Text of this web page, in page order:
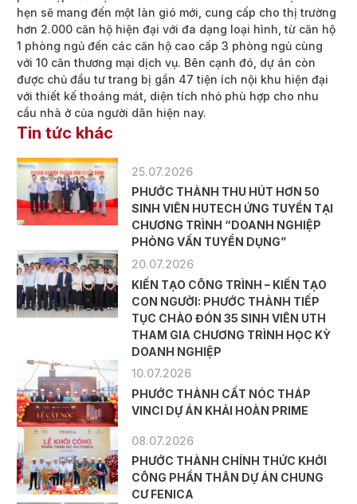
hẹn sẽ mang đến một làn gió mới, cung cấp cho thị trường
hơn 2.000 căn hộ hiện đại với đa dạng loại hình, từ căn hộ
1 phòng ngủ đến các căn hộ cao cấp 3 phòng ngủ cùng
với 10 căn thương mại dịch vụ. Bên cạnh đó, dự án còn
được chủ đầu tư trang bị gần 47 tiện ích nội khu hiện đại
với thiết kế thoáng mát, diện tích nhỏ phù hợp cho nhu
cầu nhà ở của người dân hiện nay.
Tin tức khác
25.07.2026
PHƯỚC THÀNH THU HÚT HƠN 50
SINH VIÊN HUTECH ỨNG TUYỂN TẠI
CHƯƠNG TRÌNH “DOANH NGHIỆP
PHỎNG VẤN TUYỂN DỤNG”
20.07.2026
KIẾN TẠO CÔNG TRÌNH – KIẾN TẠO
CON NGƯỜI: PHƯỚC THÀNH TIẾP
TỤC CHÀO ĐÓN 35 SINH VIÊN UTH
THAM GIA CHƯƠNG TRÌNH HỌC KỲ
DOANH NGHIỆP
10.07.2026
PHƯỚC THÀNH CẤT NÓC THÁP
VINCI DỰ ÁN KHẢI HOÀN PRIME
08.07.2026
PHƯỚC THÀNH CHÍNH THỨC KHỞI
CÔNG PHẦN THÂN DỰ ÁN CHUNG
CƯ FENICA